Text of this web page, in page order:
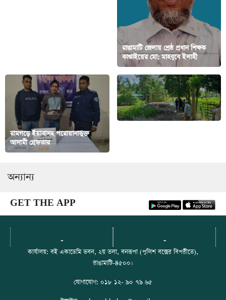
রাঙামাটি জেলায় শ্রেষ্ঠ প্রধান শিক্ষক
কাপ্তাইয়ের মো: মাহবুবে ইলাহী
রামগড়ে ইয়াবাসহ পরোয়ানাভুক্ত
আসামী গ্রেফতার
অন্যান্য
GET THE APP
- -
কার্যালয়: বই একাডেমি ভবন, ২য় তলা, বনরূপা (পুলিশ বক্সের বিপরীতে),
রাঙামাটি-৪৫০০।
যোগাযোগ: ০১৮ ১২- ৯০ ৭৯ ৬৫